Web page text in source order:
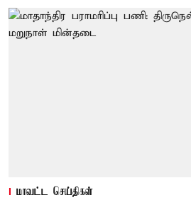
மாவட்ட செய்திகள்